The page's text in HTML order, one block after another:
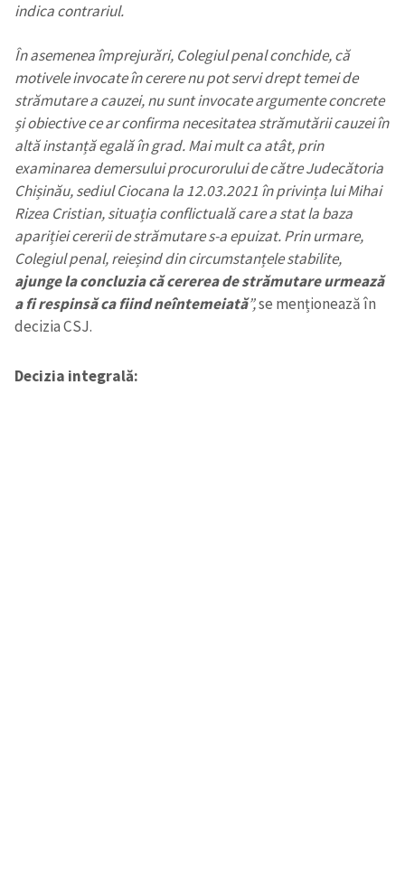
indica contrariul.
În asemenea împrejurări, Colegiul penal conchide, că
motivele invocate în cerere nu pot servi drept temei de
strămutare a cauzei, nu sunt invocate argumente concrete
și obiective ce ar confirma necesitatea strămutării cauzei în
altă instanță egală în grad. Mai mult ca atât, prin
examinarea demersului procurorului de către Judecătoria
Chișinău, sediul Ciocana la 12.03.2021 în privința lui Mihai
Rizea Cristian, situația conflictuală care a stat la baza
apariției cererii de strămutare s-a epuizat. Prin urmare,
Colegiul penal, reieșind din circumstanțele stabilite,
ajunge la concluzia că cererea de strămutare urmează
a fi respinsă ca fiind neîntemeiată”,se menționează în
decizia CSJ.
Decizia integrală: